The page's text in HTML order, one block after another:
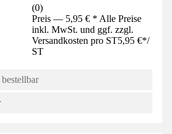
(0)
Preis — 5,95 € * Alle Preise
inkl. MwSt. und ggf. zzgl.
Versandkosten pro ST5,95 €*/
ST